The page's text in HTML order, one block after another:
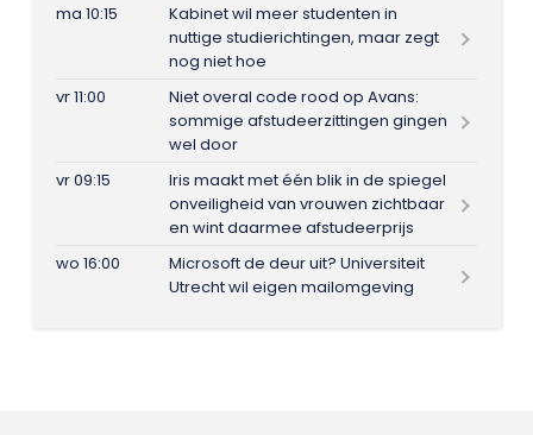
ma 10:15
Kabinet wil meer studenten in
nuttige studierichtingen, maar zegt
nog niet hoe
vr 11:00
Niet overal code rood op Avans:
sommige afstudeerzittingen gingen
wel door
vr 09:15
Iris maakt met één blik in de spiegel
onveiligheid van vrouwen zichtbaar
en wint daarmee afstudeerprijs
wo 16:00
Microsoft de deur uit? Universiteit
Utrecht wil eigen mailomgeving